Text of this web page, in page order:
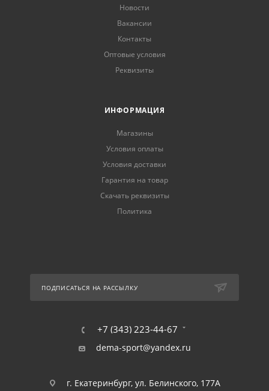
Новости
Вакансии
Контакты
Оптовые условия
Реквизиты
ИНФОРМАЦИЯ
Магазины
Условия оплаты
Условия доставки
Гарантия на товар
Скачать реквизиты
Политика
ПОДПИСАТЬСЯ НА РАССЫЛКУ
+7 (343) 223-44-67
dema-sport@yandex.ru
г. Екатеринбург, ул. Белинского, 177А